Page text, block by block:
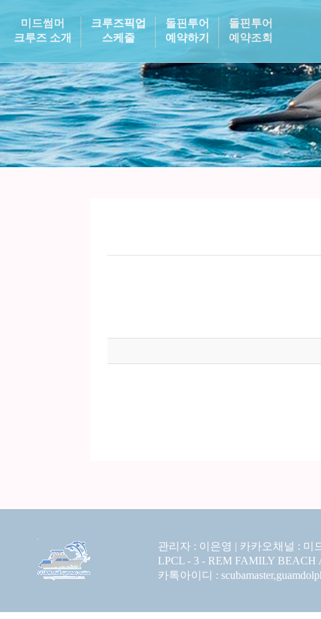
미드썸머
크루즈 소개
크루즈픽업
스케줄
돌핀투어
예약하기
돌핀투어
예약조회
관리자 : 이은영 | 카카오채널 : 미
LPCL - 3 - REM FAMILY BEACH
카톡아이디 :